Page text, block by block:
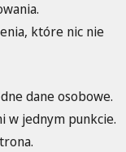
które nic nie
dane osobowe.
w jednym punkcie.